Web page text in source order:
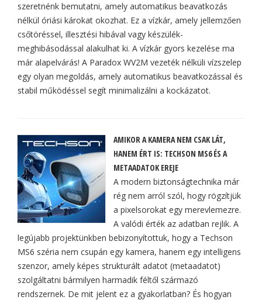
szeretnénk bemutatni, amely automatikus beavatkozás
nélkül óriási károkat okozhat. Ez a vízkár, amely jellemzően
csőtöréssel, illesztési hibával vagy készülék-
meghibásodással alakulhat ki. A vízkár gyors kezelése ma
már alapelvárás! A Paradox WV2M vezeték nélküli vízszelep
egy olyan megoldás, amely automatikus beavatkozással és
stabil működéssel segít minimalizálni a kockázatot.
AMIKOR A KAMERA NEM CSAK LÁT,
HANEM ÉRT IS: TECHSON MS6 ÉS A
METAADATOK EREJE
A modern biztonságtechnika már
rég nem arról szól, hogy rögzítjük
a pixelsorokat egy merevlemezre.
A valódi érték az adatban rejlik. A
legújabb projektünkben bebizonyítottuk, hogy a Techson
MS6 széria nem csupán egy kamera, hanem egy intelligens
szenzor, amely képes strukturált adatot (metaadatot)
szolgáltatni bármilyen harmadik féltől származó
rendszernek. De mit jelent ez a gyakorlatban? És hogyan